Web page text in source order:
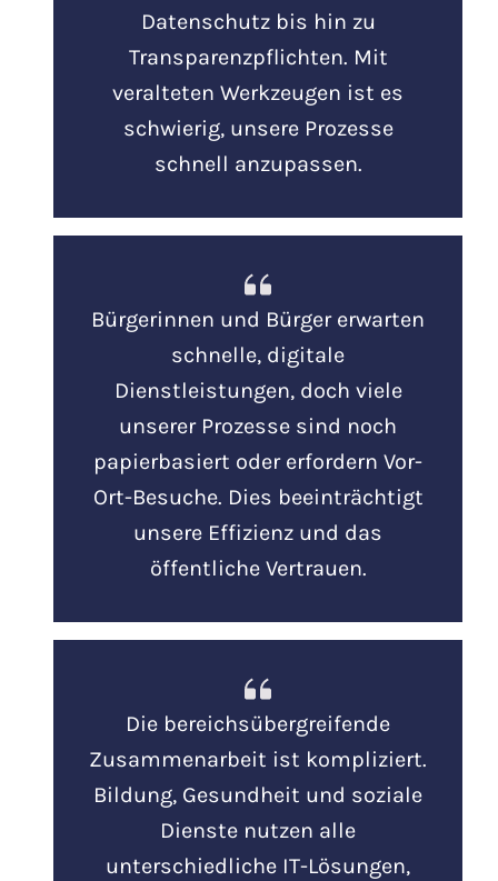
Datenschutz bis hin zu
Transparenzpflichten. Mit
veralteten Werkzeugen ist es
schwierig, unsere Prozesse
schnell anzupassen.
Bürgerinnen und Bürger erwarten
schnelle, digitale
Dienstleistungen, doch viele
unserer Prozesse sind noch
papierbasiert oder erfordern Vor-
Ort-Besuche. Dies beeinträchtigt
unsere Effizienz und das
öffentliche Vertrauen.
Die bereichsübergreifende
Zusammenarbeit ist kompliziert.
Bildung, Gesundheit und soziale
Dienste nutzen alle
unterschiedliche IT-Lösungen,